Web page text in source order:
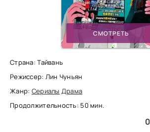
СМОТРЕТЬ
Страна: Тайвань
Режиссер: Лин Чуньян
Жанр: Сериалы Драма
Продолжительность: 50 мин.
0